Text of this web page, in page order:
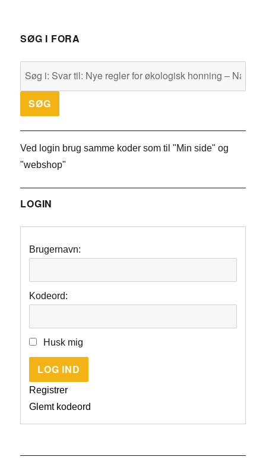
SØG I FORA
Ved login brug samme koder som til "Min side" og
"webshop"
LOGIN
Brugernavn:
Kodeord:
Husk mig
LOG IND
Registrer
Glemt kodeord